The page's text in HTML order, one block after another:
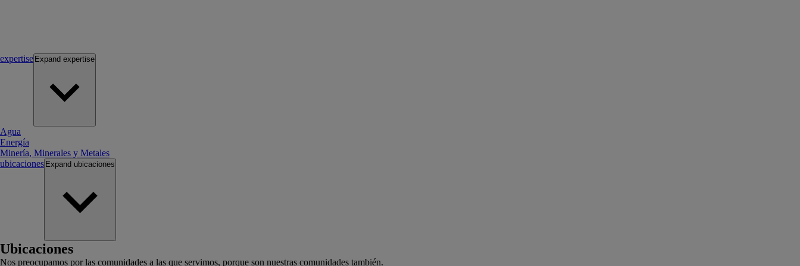
expertise Expand expertise
Agua
Energía
Minería, Minerales y Metales
ubicaciones Expand ubicaciones
Ubicaciones
Nos preocupamos por las comunidades a las que servimos, porque son nuestras comunidades también.